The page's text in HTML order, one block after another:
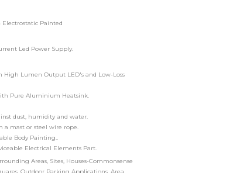
Painted
Led Power Supply.
High Lumen Output LED's and Low-Loss
Pure Aluminium Heatsink.
dust, humidity and water.
a mast or steel wire rope.
Body Painting..
Electrical Elements Part.
Areas, Sites, Houses-Commonsense